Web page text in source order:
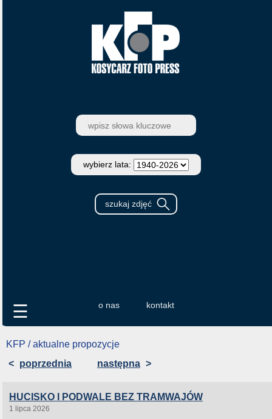
wybierz lata:
o nas kontakt
☰
KFP / aktualne propozycje
< poprzednia następna >
HUCISKO I PODWALE BEZ TRAMWAJÓW
1 lipca 2026